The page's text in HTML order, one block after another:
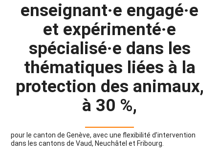
enseignant·e engagé·e
et expérimenté·e
spécialisé·e dans les
thématiques liées à la
protection des animaux,
à 30 %,
pour le canton de Genève, avec une flexibilité d’intervention
dans les cantons de Vaud, Neuchâtel et Fribourg.